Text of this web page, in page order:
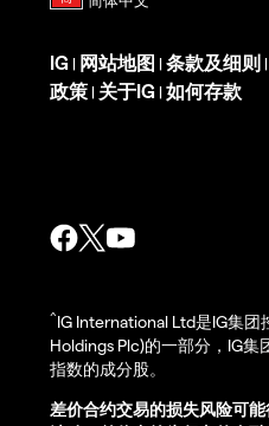
IG | 网站地图 | 条款及细则 |
政策 | 关于IG | 如何存款
^IG International Ltd是IG集团
Holdings Plc)的一部分，IG
指数的成分股。
差价合约交易的损失风险可